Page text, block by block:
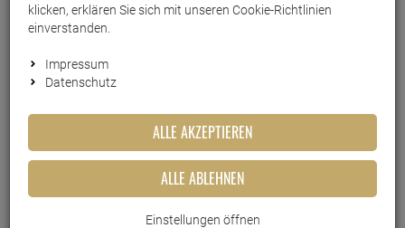
Weiter einkaufen www.wark24.de
Küche & Haushalt
Kaffeemaschinenzubehör
Gaggia Milano Kaffeefettlöser
Artikel-Nummer:
klicken, erklären Sie sich mit unseren Cookie-Richtlinien
einverstanden.
Impressum
Datenschutz
ALLE AKZEPTIEREN
ALLE ABLEHNEN
Einstellungen öffnen